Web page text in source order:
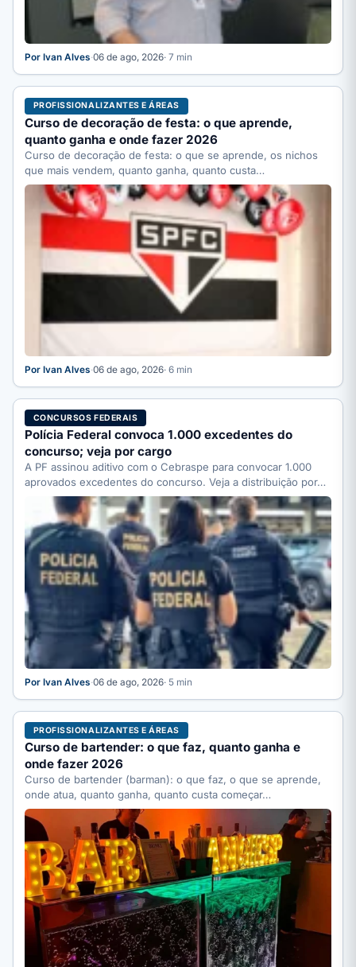
Por Ivan Alves·06 de ago, 2026· 7 min
PROFISSIONALIZANTES E ÁREAS
Curso de decoração de festa: o que aprende,
quanto ganha e onde fazer 2026
Curso de decoração de festa: o que se aprende, os nichos
que mais vendem, quanto ganha, quanto custa…
Por Ivan Alves·06 de ago, 2026· 6 min
CONCURSOS FEDERAIS
Polícia Federal convoca 1.000 excedentes do
concurso; veja por cargo
A PF assinou aditivo com o Cebraspe para convocar 1.000
aprovados excedentes do concurso. Veja a distribuição por…
Por Ivan Alves·06 de ago, 2026· 5 min
PROFISSIONALIZANTES E ÁREAS
Curso de bartender: o que faz, quanto ganha e
onde fazer 2026
Curso de bartender (barman): o que faz, o que se aprende,
onde atua, quanto ganha, quanto custa começar…